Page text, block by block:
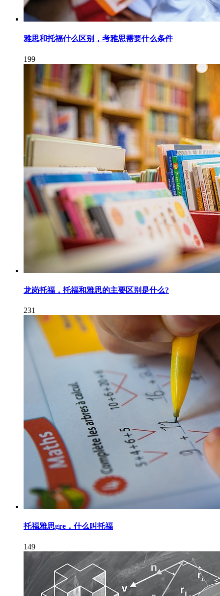
雅思和托福什么区别，考雅思需要什么条件
199
龙岗托福，托福和雅思的主要区别是什么?
231
托福雅思gre，什么叫托福
149